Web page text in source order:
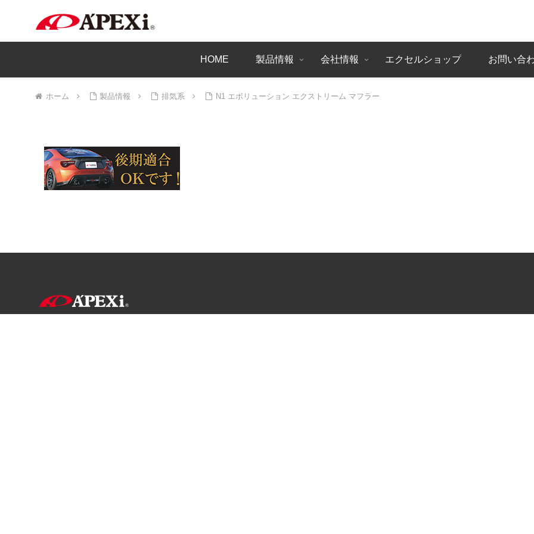
HOME 製品情報 会社情報 エクセルショップ お問い合
ホーム 製品情報 排気系 N1 エボリューション エクストリーム マフラー